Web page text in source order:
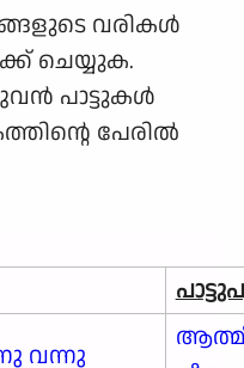
വരികള്‍
ചെയ്യുക.
പാട്ടുകള്‍
പേരില്‍
വന്നു